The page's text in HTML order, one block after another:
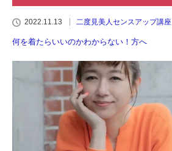
2022.11.13 二度見美人センスアップ講座
何を着たらいいのかわからない！方へ